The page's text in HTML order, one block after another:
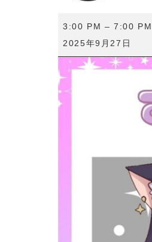
す
ば
る
一
日
店
3:00 PM –7:00 PM
2025年9月27日